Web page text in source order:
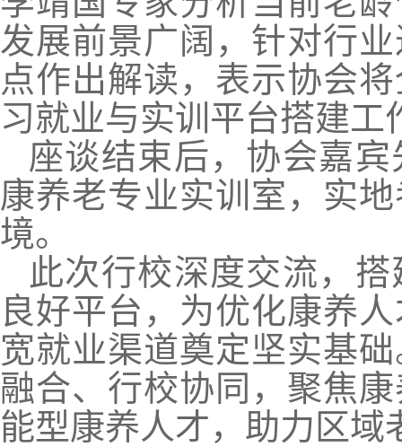
发展前景广阔，针对行
点作出解读，表示协会
习就业与实训平台搭建工
座谈结束后，协会嘉
康养老专业实训室，实
境。
此次行校深度交流，
良好平台，为优化康养
宽就业渠道奠定坚实基
融合、行校协同，聚焦
能型康养人才，助力区